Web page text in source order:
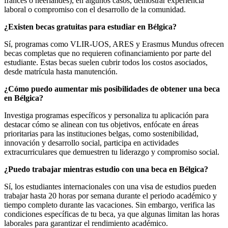
laboral o compromiso con el desarrollo de la comunidad.
¿Existen becas gratuitas para estudiar en Bélgica?
Sí, programas como VLIR-UOS, ARES y Erasmus Mundus ofrecen
becas completas que no requieren cofinanciamiento por parte del
estudiante. Estas becas suelen cubrir todos los costos asociados,
desde matrícula hasta manutención.
¿Cómo puedo aumentar mis posibilidades de obtener una beca
en Bélgica?
Investiga programas específicos y personaliza tu aplicación para
destacar cómo se alinean con tus objetivos, enfócate en áreas
prioritarias para las instituciones belgas, como sostenibilidad,
innovación y desarrollo social, participa en actividades
extracurriculares que demuestren tu liderazgo y compromiso social.
¿Puedo trabajar mientras estudio con una beca en Bélgica?
Sí, los estudiantes internacionales con una visa de estudios pueden
trabajar hasta 20 horas por semana durante el periodo académico y
tiempo completo durante las vacaciones. Sin embargo, verifica las
condiciones específicas de tu beca, ya que algunas limitan las horas
laborales para garantizar el rendimiento académico.